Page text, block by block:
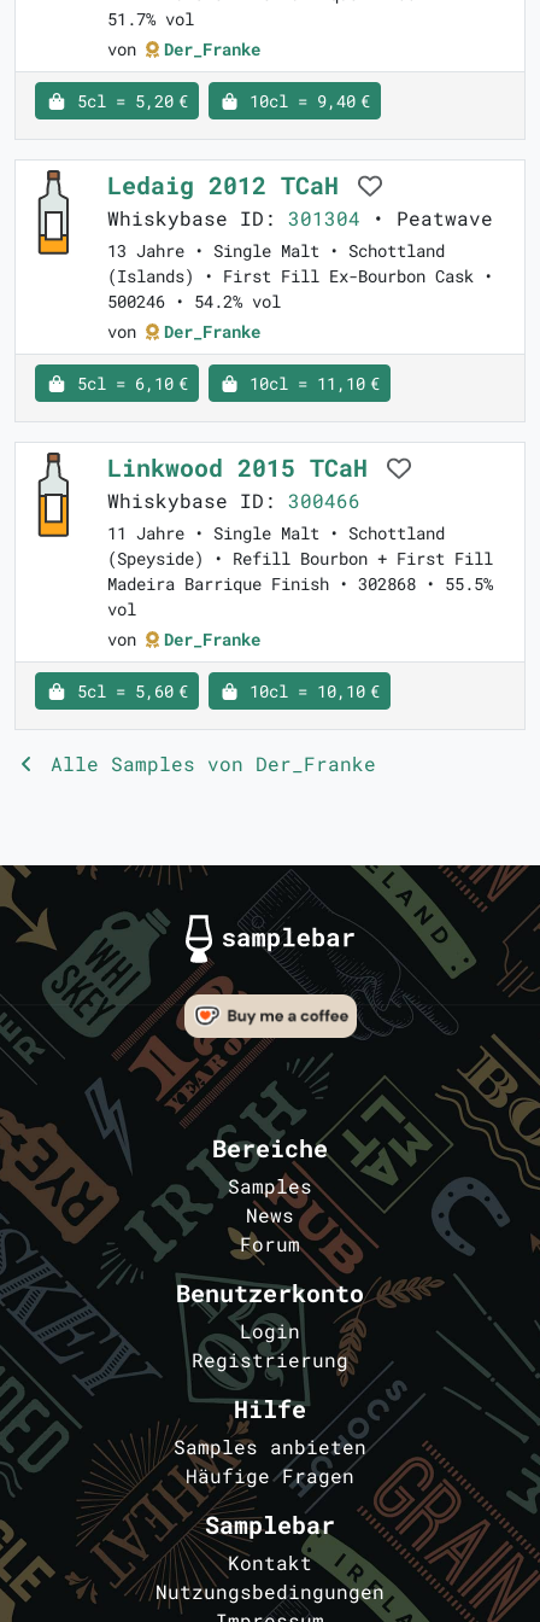
51.7% vol
von
Der_Franke
5cl = 5,20 € 10cl = 9,40 €
Ledaig 2012 TCaH
Whiskybase ID: 301304 • Peatwave
13 Jahre • Single Malt • Schottland
(Islands) • First Fill Ex-Bourbon Cask •
500246 • 54.2% vol
von
Der_Franke
5cl = 6,10 € 10cl = 11,10 €
Linkwood 2015 TCaH
Whiskybase ID: 300466
11 Jahre • Single Malt • Schottland
(Speyside) • Refill Bourbon + First Fill
Madeira Barrique Finish • 302868 • 55.5%
vol
von
Der_Franke
5cl = 5,60 € 10cl = 10,10 €
Alle Samples von Der_Franke
Bereiche
Samples
News
Forum
Benutzerkonto
Login
Registrierung
Hilfe
Samples anbieten
Häufige Fragen
Samplebar
Kontakt
Nutzungsbedingungen